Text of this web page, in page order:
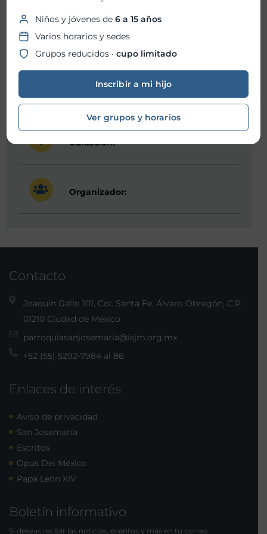
Fecha inicio:13-12-2023
Fecha fin:13-12-2023
Hora inicio:08:00 PM
Hora fin:09:00 PM
Ubicación:
Organizador:
Contacto
Joaquín Gallo 101, Col. Santa Fe, Álvaro Obregón, C.P.
01210 Ciudad de México
parroquiasanjosemaria@isjm.org.mx
+52 (55) 5292-7984 al 86
Enlaces de interés
Aviso de privacidad
San Josemaría
Escritos
Opus Dei México
Papa León XIV
Boletín informativo
Si deseas recibir las noticias, eventos y más en tu correo
Niños y jóvenes de6 a 15 años
Varios horarios y sedes
Grupos reducidos ·cupo limitado
Inscribir a mi hijo
Ver grupos y horarios